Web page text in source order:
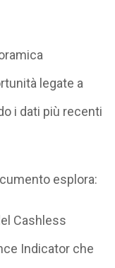
legate a
i dati più recenti
esplora:
Cashless
Indicator che